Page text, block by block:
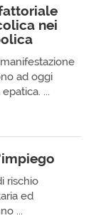
nei
ad oggi
...
rischio
ed
...